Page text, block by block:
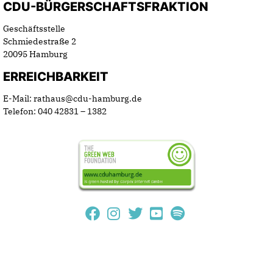
CDU-BÜRGERSCHAFTSFRAKTION
Geschäftsstelle
Schmiedestraße 2
20095 Hamburg
ERREICHBARKEIT
E-Mail: rathaus@cdu-hamburg.de
Telefon: 040 42831 – 1382